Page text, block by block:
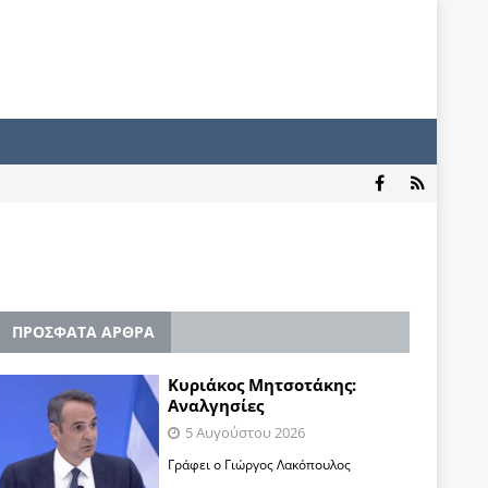
ΠΡΟΣΦΑΤΑ ΑΡΘΡΑ
Κυριάκος Μητσοτάκης:
Αναλγησίες
5 Αυγούστου 2026
Γράφει ο Γιώργος Λακόπουλος